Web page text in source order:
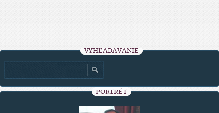
VYHĽADÁVANIE
PORTRÉT